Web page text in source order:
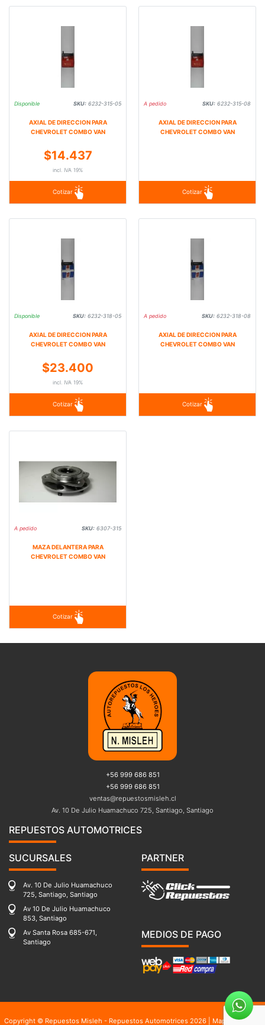
Disponible SKU: 6232-315-05
AXIAL DE DIRECCION PARA
CHEVROLET COMBO VAN
$14.437
incl. IVA 19%
Cotizar
A pedido SKU: 6232-315-08
AXIAL DE DIRECCION PARA
CHEVROLET COMBO VAN
Cotizar
Disponible SKU: 6232-318-05
AXIAL DE DIRECCION PARA
CHEVROLET COMBO VAN
$23.400
incl. IVA 19%
Cotizar
A pedido SKU: 6232-318-08
AXIAL DE DIRECCION PARA
CHEVROLET COMBO VAN
Cotizar
A pedido SKU: 6307-315
MAZA DELANTERA PARA
CHEVROLET COMBO VAN
Cotizar
+56 999 686 851
+56 999 686 851
ventas@repuestosmisleh.cl
Av. 10 De Julio Huamachuco 725, Santiago, Santiago
REPUESTOS AUTOMOTRICES
SUCURSALES
Av. 10 De Julio Huamachuco
725, Santiago, Santiago
Av 10 De Julio Huamachuco
853, Santiago
Av Santa Rosa 685-671,
Santiago
PARTNER
MEDIOS DE PAGO
Copyright © Repuestos Misleh - Repuestos Automotrices 2026 | Mapa del sitio